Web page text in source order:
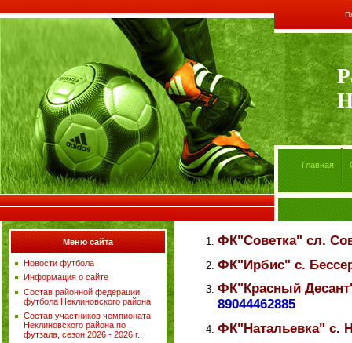
Главная
Меню сайта
Новости футбола
Информация о сайте
Состав районной федерации
футбола Неклиновского района
Состав участников чемпионата
Неклиновского района по
футзала, сезон 2026 - 2026 г.
ФК"Советка" сл.
ФК"Ирбис" с.
ФК"Красный
89044462885
ФК"Натальевка" с.